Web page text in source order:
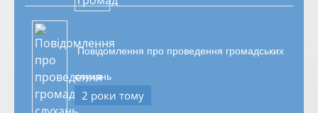
Повідомлення про проведення громадських
слухань
2 роки тому